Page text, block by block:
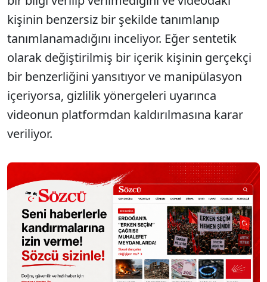
kişinin benzersiz bir şekilde tanımlanıp
tanımlanamadığını inceliyor. Eğer sentetik
olarak değiştirilmiş bir içerik kişinin gerçekçi
bir benzerliğini yansıtıyor ve manipülasyon
içeriyorsa, gizlilik yönergeleri uyarınca
videonun platformdan kaldırılmasına karar
veriliyor.